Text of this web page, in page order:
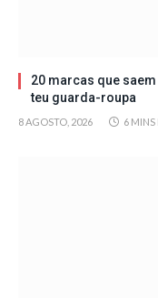
20 marcas que
teu guarda-roupa
8 AGOSTO, 2026 6 MINS